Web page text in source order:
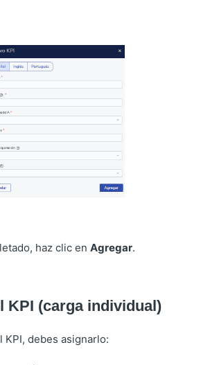
haz clic enAgregar.
KPI (carga individual)
KPI, debes asignarlo: